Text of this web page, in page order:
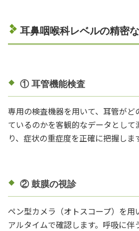
耳鼻咽喉科レベルの精密
① 耳管機能検査
専用の検査機器を用いて、耳管がど
ているのかを客観的なデータとして
り、症状の重症度を正確に把握しま
② 鼓膜の視診
ペン型カメラ（オトスコープ）を用
アルタイムで確認します。呼吸に伴